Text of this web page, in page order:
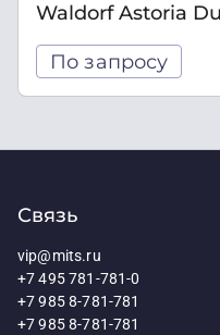
Waldorf Astoria
По запросу
Связь
vip@mits.ru
+7 495 781-781-0
+7 985 8-781-781
+7 985 8-781-781